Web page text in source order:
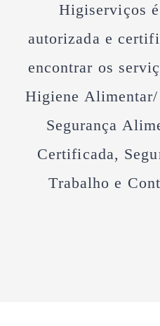
Higiserviços
autorizada e
encontrar os
Higiene Alimentar/
Segurança
Certificada,
Trabalho e